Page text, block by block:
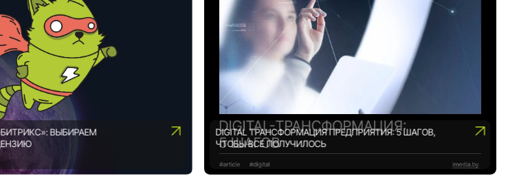
ВЫБИРАЕМ
DIGITAL ТРАНСФОРМАЦИЯ ПРЕДПРИЯТИЯ: 5 ШАГОВ,
ЧТОБЫ ВСЕ ПОЛУЧИЛОСЬ